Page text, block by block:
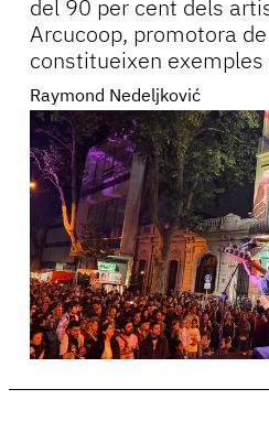
del 90 per cent dels
Arcucoop, promotora
constitueixen
Raymond Nedeljković